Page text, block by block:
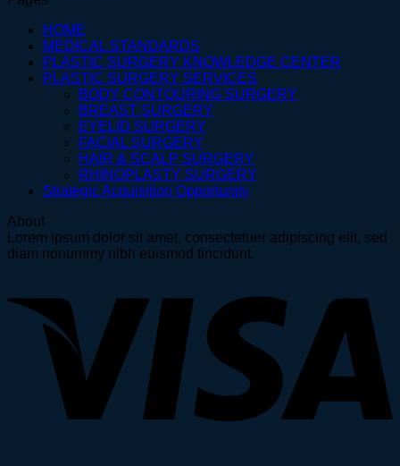
HOME
MEDICAL STANDARDS
PLASTIC SURGERY KNOWLEDGE CENTER
PLASTIC SURGERY SERVICES
BODY CONTOURING SURGERY
BREAST SURGERY
EYELID SURGERY
FACIAL SURGERY
HAIR & SCALP SURGERY
RHINOPLASTY SURGERY
Strategic Acquisition Opportunity
About
Lorem ipsum dolor sit amet, consectetuer adipiscing elit, sed
diam nonummy nibh euismod tincidunt.